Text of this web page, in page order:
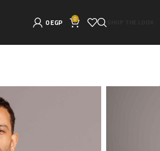
0
0EGP